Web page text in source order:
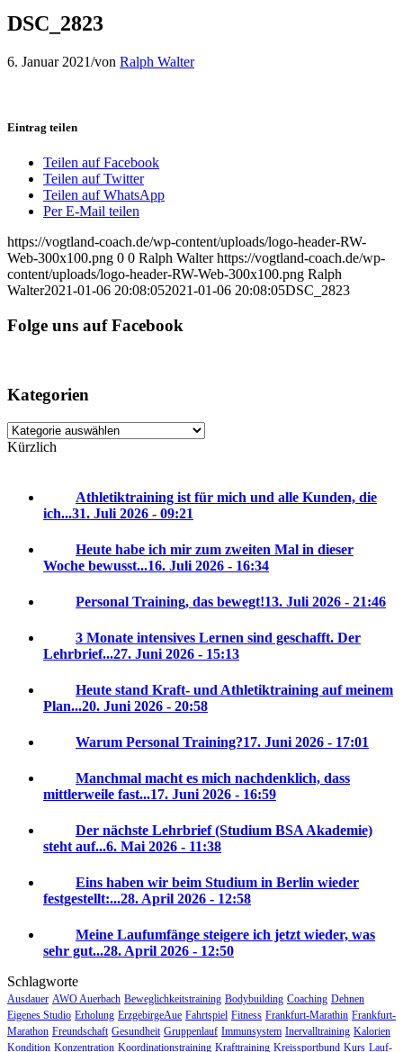
DSC_2823
6. Januar 2021/von Ralph Walter
Eintrag teilen
Teilen auf Facebook
Teilen auf Twitter
Teilen auf WhatsApp
Per E-Mail teilen
https://vogtland-coach.de/wp-content/uploads/logo-header-RW-
Web-300x100.png 0 0 Ralph Walter https://vogtland-coach.de/wp-
content/uploads/logo-header-RW-Web-300x100.png Ralph
Walter2021-01-06 20:08:052021-01-06 20:08:05DSC_2823
Folge uns auf Facebook
Kategorien
Kategorien
Kürzlich
Athletiktraining ist für mich und alle Kunden, die
ich...31. Juli 2026 - 09:21
Heute habe ich mir zum zweiten Mal in dieser
Woche bewusst...16. Juli 2026 - 16:34
Personal Training, das bewegt!13. Juli 2026 - 21:46
3 Monate intensives Lernen sind geschafft. Der
Lehrbrief...27. Juni 2026 - 15:13
Heute stand Kraft- und Athletiktraining auf meinem
Plan...20. Juni 2026 - 20:58
Warum Personal Training?17. Juni 2026 - 17:01
Manchmal macht es mich nachdenklich, dass
mittlerweile fast...17. Juni 2026 - 16:59
Der nächste Lehrbrief (Studium BSA Akademie)
steht auf...6. Mai 2026 - 11:38
Eins haben wir beim Studium in Berlin wieder
festgestellt:...28. April 2026 - 12:58
Meine Laufumfänge steigere ich jetzt wieder, was
sehr gut...28. April 2026 - 12:50
Schlagworte
Ausdauer AWO Auerbach Beweglichkeitstraining Bodybuilding Coaching Dehnen
Eigenes Studio Erholung ErzgebirgeAue Fahrtspiel Fitness Frankfurt-Marathin Frankfurt-
Marathon Freundschaft Gesundheit Gruppenlauf Immunsystem Inervalltraining Kalorien
Kondition Konzentration Koordinationstraining Krafttraining Kreissportbund Kurs Lauf-